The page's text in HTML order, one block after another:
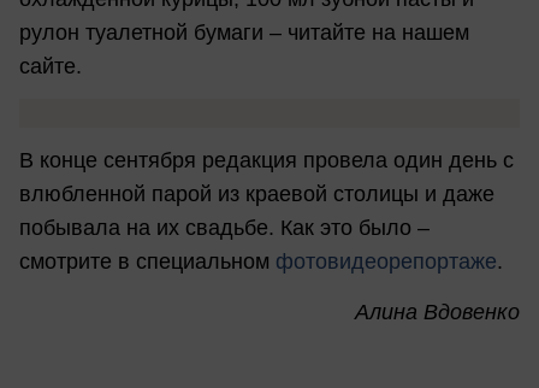
рулон туалетной бумаги – читайте на нашем
сайте.
В конце сентября редакция провела один день с
влюбленной парой из краевой столицы и даже
побывала на их свадьбе. Как это было –
смотрите в специальном фотовидеорепортаже.
Алина Вдовенко